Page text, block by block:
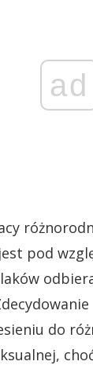
ad
pod
do